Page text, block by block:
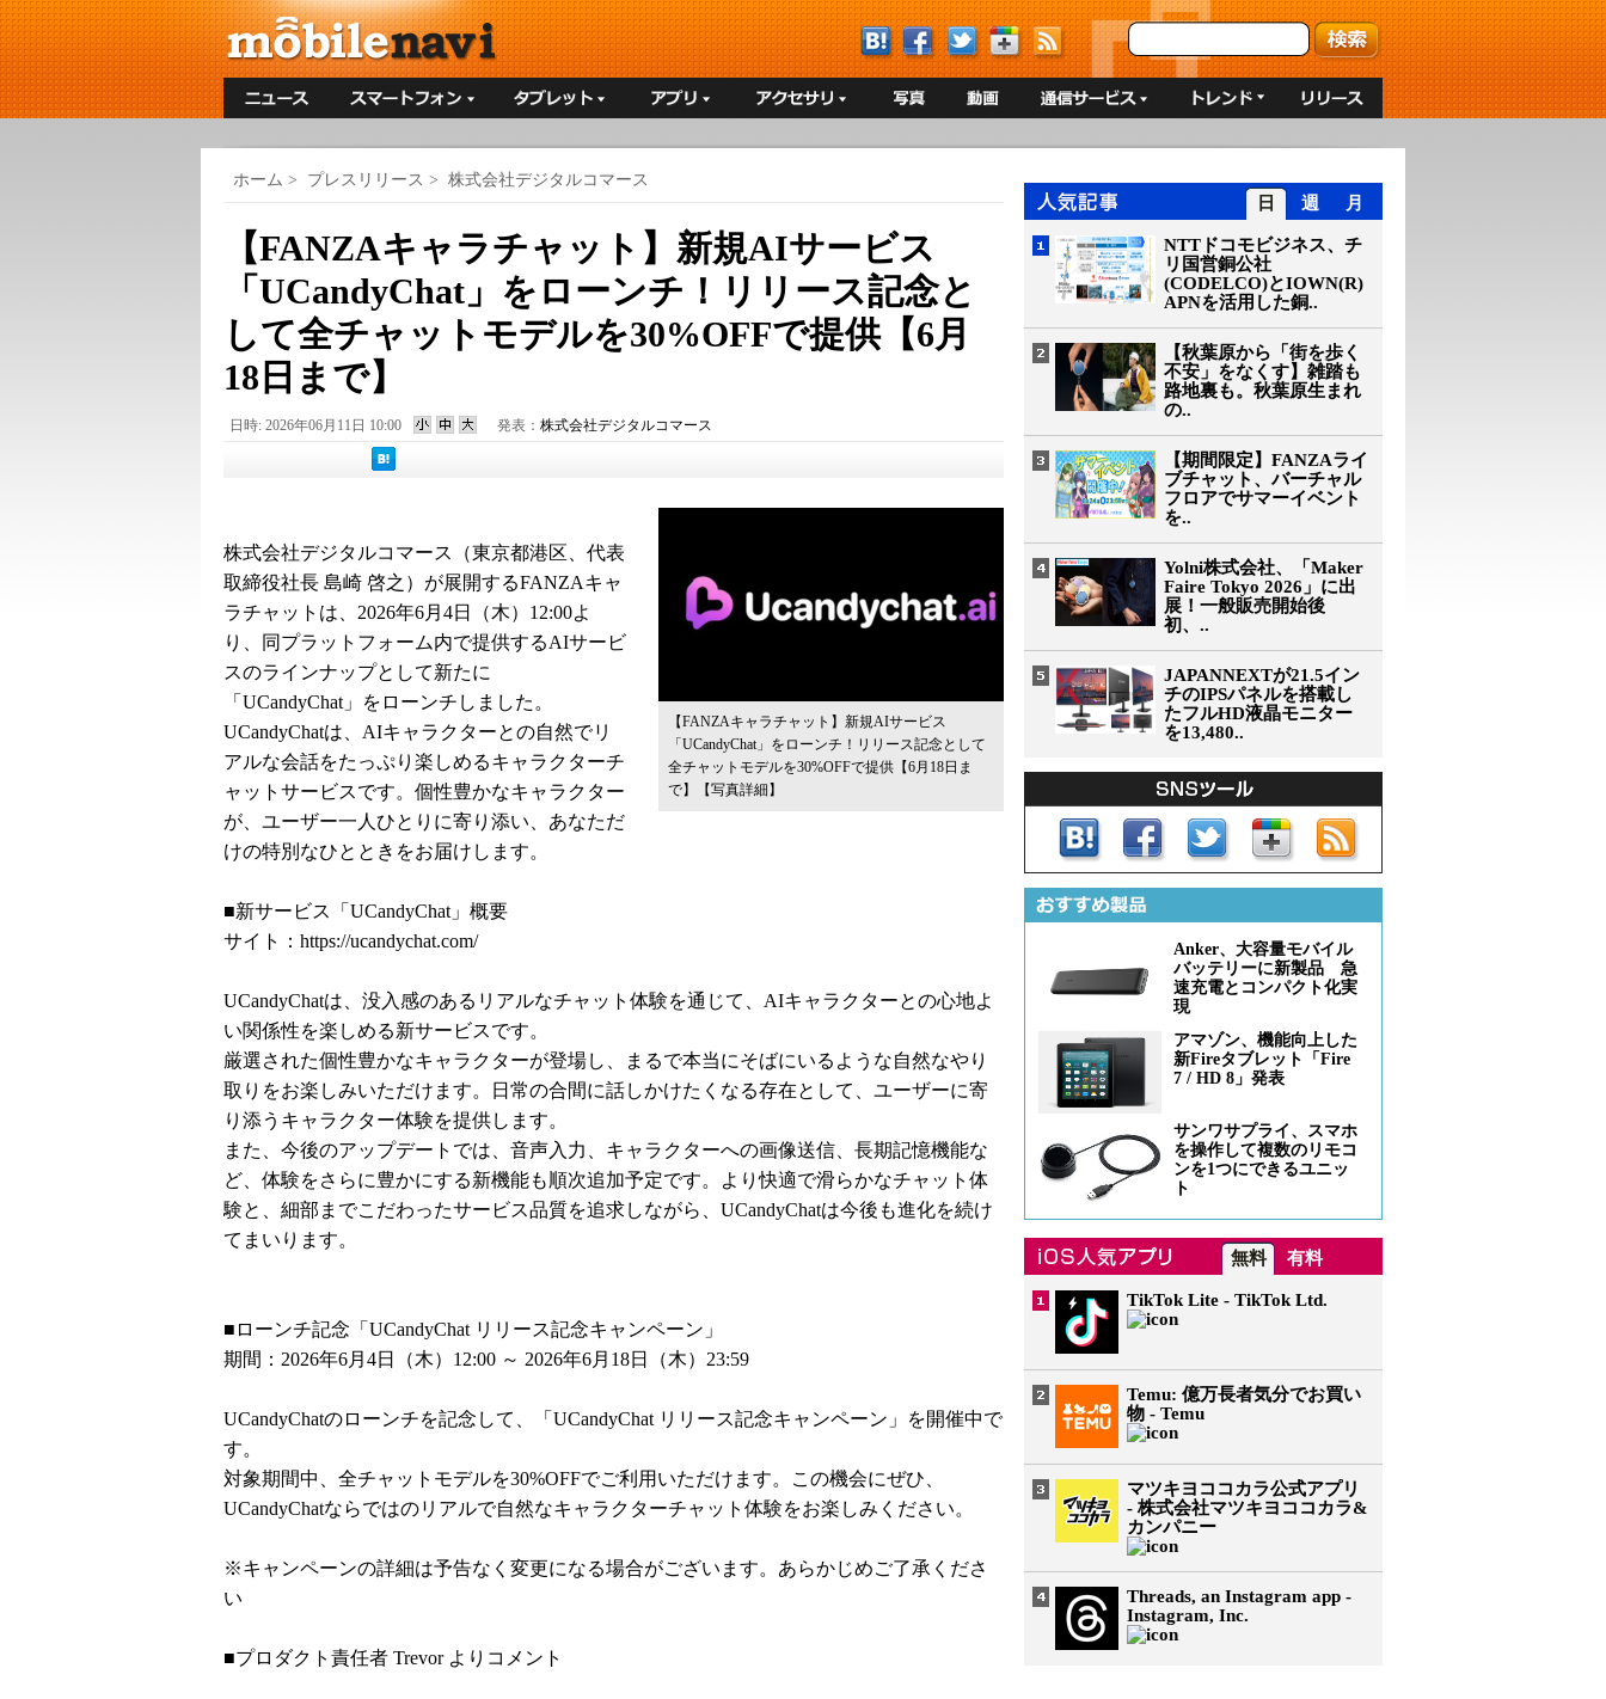
ホーム > プレスリリース > 株式会社デジタルコマース
【FANZAキャラチャット】新規AIサービス
「UCandyChat」をローンチ！リリース記念と
して全チャットモデルを30%OFFで提供【6月
18日まで】
日時: 2026年06月11日 10:00 発表： 株式会社デジタルコマース
【FANZAキャラチャット】新規AIサービス
「UCandyChat」をローンチ！リリース記念として
全チャットモデルを30%OFFで提供【6月18日ま
で】
【写真詳細】
株式会社デジタルコマース（東京都港区、代表
取締役社長 島崎 啓之）が展開するFANZAキャ
ラチャットは、2026年6月4日（木）12:00よ
り、同プラットフォーム内で提供するAIサービ
スのラインナップとして新たに
「UCandyChat」をローンチしました。
UCandyChatは、AIキャラクターとの自然でリ
アルな会話をたっぷり楽しめるキャラクターチ
ャットサービスです。個性豊かなキャラクター
が、ユーザー一人ひとりに寄り添い、あなただ
けの特別なひとときをお届けします。
■新サービス「UCandyChat」概要
サイト： https://ucandychat.com/
UCandyChatは、没入感のあるリアルなチャット体験を通じて、AIキャラクターとの心地よ
い関係性を楽しめる新サービスです。
厳選された個性豊かなキャラクターが登場し、まるで本当にそばにいるような自然なやり
取りをお楽しみいただけます。日常の合間に話しかけたくなる存在として、ユーザーに寄
り添うキャラクター体験を提供します。
また、今後のアップデートでは、音声入力、キャラクターへの画像送信、長期記憶機能な
ど、体験をさらに豊かにする新機能も順次追加予定です。より快適で滑らかなチャット体
験と、細部までこだわったサービス品質を追求しながら、UCandyChatは今後も進化を続け
てまいります。
■ローンチ記念「UCandyChat リリース記念キャンペーン」
期間：2026年6月4日（木）12:00 ～ 2026年6月18日（木）23:59
UCandyChatのローンチを記念して、「UCandyChat リリース記念キャンペーン」を開催中で
す。
対象期間中、全チャットモデルを30%OFFでご利用いただけます。この機会にぜひ、
UCandyChatならではのリアルで自然なキャラクターチャット体験をお楽しみください。
※キャンペーンの詳細は予告なく変更になる場合がございます。あらかじめご了承くださ
い
■プロダクト責任者 Trevor よりコメント
日 週 月
NTTドコモビジネス、チ
リ国営銅公社
(CODELCO)とIOWN(R)
APNを活用した銅..
【秋葉原から「街を歩く
不安」をなくす】雑踏も
路地裏も。秋葉原生まれ
の..
【期間限定】FANZAライ
ブチャット、バーチャル
フロアでサマーイベント
を..
Yolni株式会社、「Maker
Faire Tokyo 2026」に出
展！一般販売開始後
初、..
JAPANNEXTが21.5イン
チのIPSパネルを搭載し
たフルHD液晶モニター
を13,480..
Anker、大容量モバイル
バッテリーに新製品 急
速充電とコンパクト化実
現
アマゾン、機能向上した
新Fireタブレット「Fire
7 / HD 8」発表
サンワサプライ、スマホ
を操作して複数のリモコ
ンを1つにできるユニッ
ト
無料 有料
TikTok Lite - TikTok Ltd.
Temu: 億万長者気分でお買い
物 - Temu
マツキヨココカラ公式アプリ
- 株式会社マツキヨココカラ&
カンパニー
Threads, an Instagram app -
Instagram, Inc.